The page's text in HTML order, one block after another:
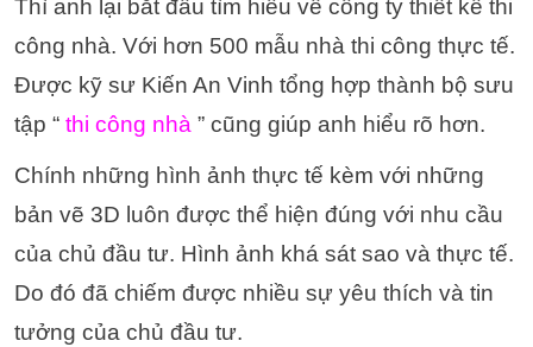
Thì anh lại bắt đầu tìm hiểu về công ty thiết kế thi
công nhà. Với hơn 500 mẫu nhà thi công thực tế.
Được kỹ sư Kiến An Vinh tổng hợp thành bộ sưu
tập “ thi công nhà ” cũng giúp anh hiểu rõ hơn.
Chính những hình ảnh thực tế kèm với những
bản vẽ 3D luôn được thể hiện đúng với nhu cầu
của chủ đầu tư. Hình ảnh khá sát sao và thực tế.
Do đó đã chiếm được nhiều sự yêu thích và tin
tưởng của chủ đầu tư.